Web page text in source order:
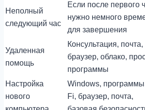
Неполный
следующий час
Если после первого
нужно немного
для завершения
Удаленная
помощь
Консультация, почта,
браузер, облако,
программы
Настройка
нового
Windows,
Fi, браузер, почта,